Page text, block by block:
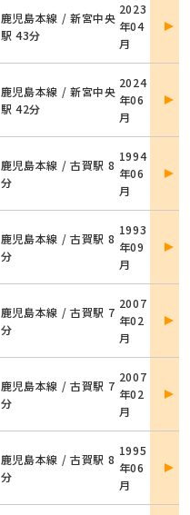
鹿児島本線 / 新宮中央
駅 43分
2023
年04
月
詳
鹿児島本線 / 新宮中央
駅 42分
2024
年06
月
詳
鹿児島本線 / 古賀駅 8
分
1994
年06
月
詳
鹿児島本線 / 古賀駅 8
分
1993
年09
月
詳
鹿児島本線 / 古賀駅 7
分
2007
年02
月
詳
鹿児島本線 / 古賀駅 7
分
2007
年02
月
詳
鹿児島本線 / 古賀駅 8
分
1995
年06
月
詳